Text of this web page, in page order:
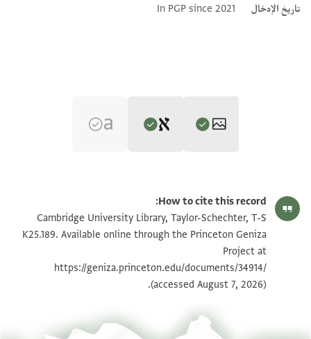
تاريخ الإدخال
In PGP since 2021
Alan Elbaum's digital edition (2024).
בשמך רחמנא
שומר פתאים ייי ברוך הגבר אשר יבטח בייי וג
כתאבי אליך יאואלדי ויאמולאי אלעזיז עלי אטאל אללה
בקאך
ואדאם עזך ותאידך וסעאדתך וסלאמתך ונעמתך
אללה יקרב אלאגתמאע ברחמתה אנשא אללה
T-S K25.189 1v
عرض :T-S K25.189
بيان أذونات الصورة
How to cite this record:
Cambridge University Library, Taylor-Schechter, T-S
K25.189. Available online through the Princeton Geniza
Project at
https://geniza.princeton.edu/documents/34914/
(accessed August 7, 2026).